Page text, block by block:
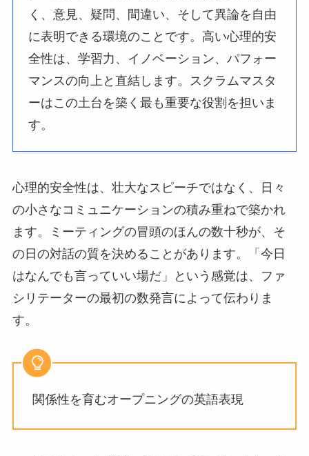
く、意見、疑問、間違い、そして異論を自由
に表明できる環境のことです。高い心理的安
全性は、学習力、イノベーション、パフォー
マンスの向上と直結します。スクラムマスタ
ーはこの土台を築く最も重要な役割を担いま
す。
心理的安全性は、壮大なスピーチではなく、日々
の小さなコミュニケーションの積み重ねで築かれ
ます。ミーティングの冒頭のほんの数十秒が、そ
の日の対話の質を決めることがあります。「今日
はなんでも言っていい場だ」という感覚は、ファ
シリテーターの最初の数発言によって伝わりま
す。
関係性を育むオープニングの英語表現